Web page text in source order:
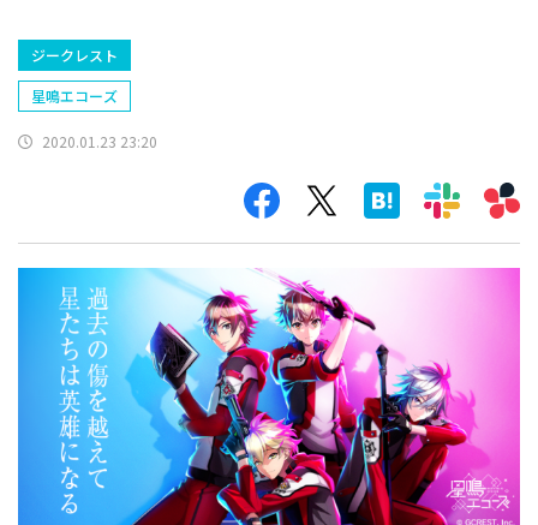
ジークレスト
星鳴エコーズ
2020.01.23 23:20